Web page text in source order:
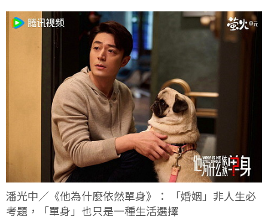
潘光中／《他為什麼依然單身》： 「婚姻」非人生必
考題，「單身」也只是一種生活選擇